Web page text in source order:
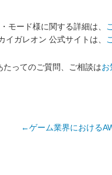
モード様に関する詳細は、
イガレオン 公式サイトは、
たってのご質問、ご相談はお
←ゲーム業界における